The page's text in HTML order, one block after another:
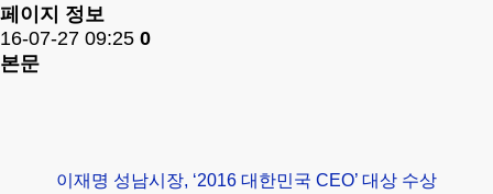
페이지 정보
16-07-27 09:25 0
본문
이재명 성남시장, ‘2016 대한민국 CEO’ 대상 수상